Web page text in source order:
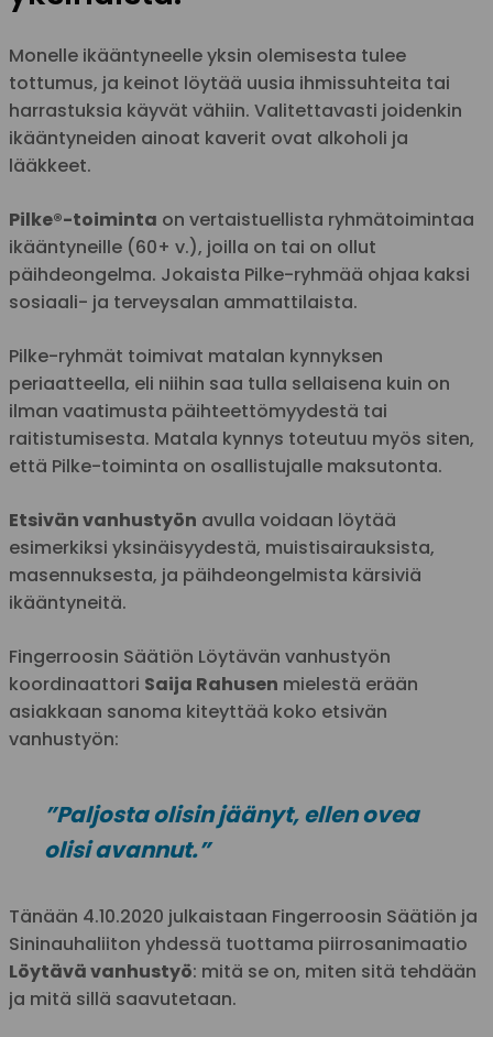
Monelle ikääntyneelle yksin olemisesta tulee
tottumus, ja keinot löytää uusia ihmissuhteita tai
harrastuksia käyvät vähiin. Valitettavasti joidenkin
ikääntyneiden ainoat kaverit ovat alkoholi ja
lääkkeet.
Pilke®-toiminta on vertaistuellista ryhmätoimintaa
ikääntyneille (60+ v.), joilla on tai on ollut
päihdeongelma. Jokaista Pilke-ryhmää ohjaa kaksi
sosiaali- ja terveysalan ammattilaista.
Pilke-ryhmät toimivat matalan kynnyksen
periaatteella, eli niihin saa tulla sellaisena kuin on
ilman vaatimusta päihteettömyydestä tai
raitistumisesta. Matala kynnys toteutuu myös siten,
että Pilke-toiminta on osallistujalle maksutonta.
Etsivän vanhustyön avulla voidaan löytää
esimerkiksi yksinäisyydestä, muistisairauksista,
masennuksesta, ja päihdeongelmista kärsiviä
ikääntyneitä.
Fingerroosin Säätiön Löytävän vanhustyön
koordinaattori Saija Rahusen mielestä erään
asiakkaan sanoma kiteyttää koko etsivän
vanhustyön:
”Paljosta olisin jäänyt, ellen ovea
olisi avannut.”
Tänään 4.10.2020 julkaistaan Fingerroosin Säätiön ja
Sininauhaliiton yhdessä tuottama piirrosanimaatio
Löytävä vanhustyö: mitä se on, miten sitä tehdään
ja mitä sillä saavutetaan.